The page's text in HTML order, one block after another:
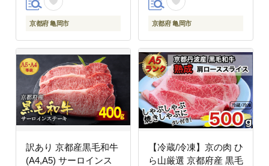
京都府 亀岡市 京都府 亀岡市
訳あり 京都産黒毛和牛
(A4,A5) サーロインス
【冷蔵/冷凍】京の肉 ひ
ら山厳選 京都府産 黒毛